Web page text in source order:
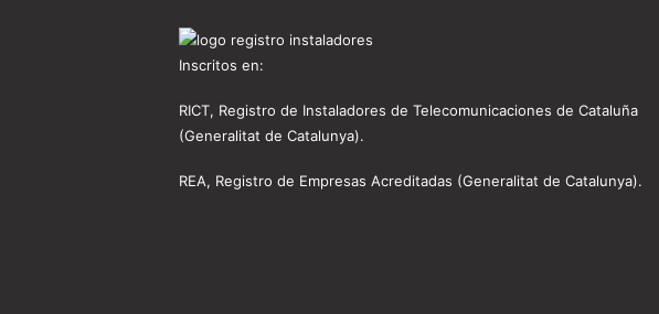
Inscritos en:
RICT, Registro de Instaladores de Telecomunicaciones de Cataluña
(Generalitat de Catalunya).
REA, Registro de Empresas Acreditadas (Generalitat de Catalunya).